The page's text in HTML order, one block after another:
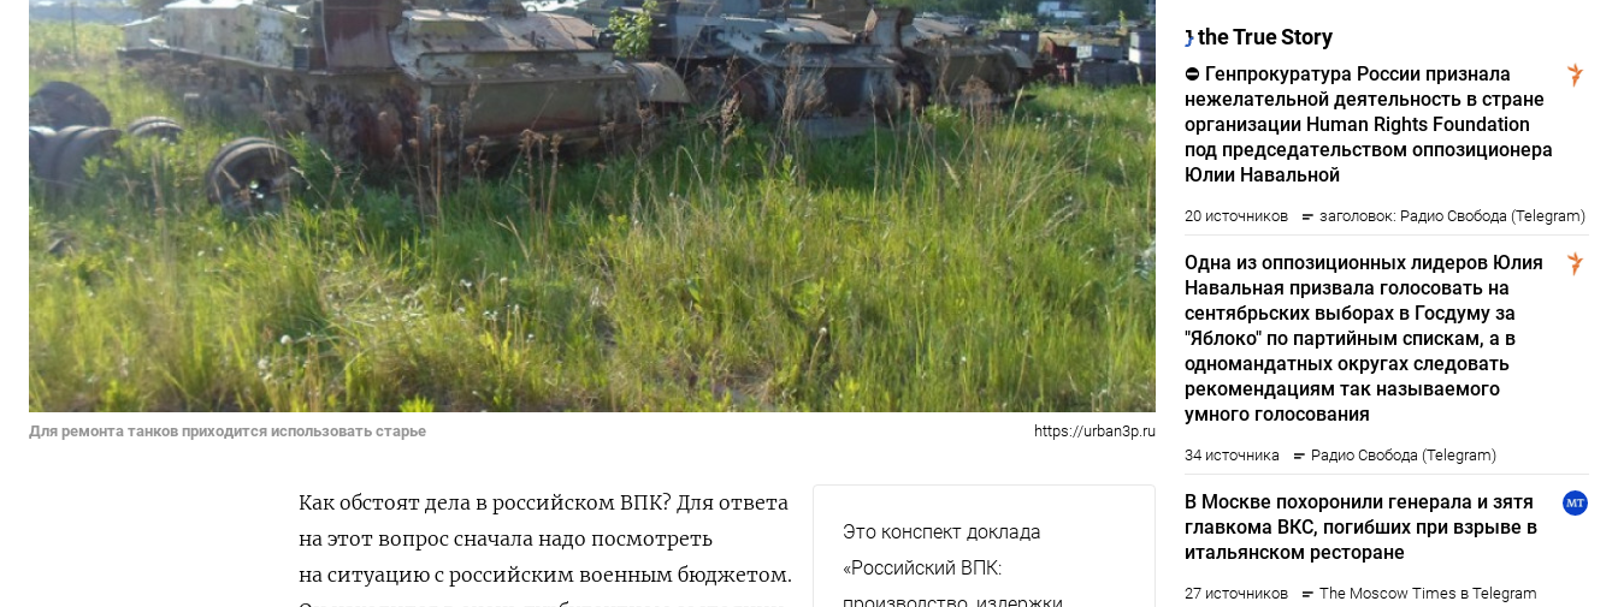
Для ремонта танков приходится использовать старье https://urban3p.ru
Это конспект доклада
«Российский ВПК:
Как обстоят дела в российском ВПК? Для ответа
на этот вопрос сначала надо посмотреть
на ситуацию с российским военным бюджетом.